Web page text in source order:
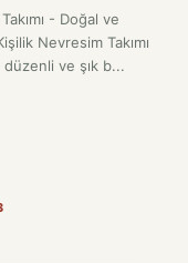
- Doğal ve
Nevresim Takımı
ve şık b...